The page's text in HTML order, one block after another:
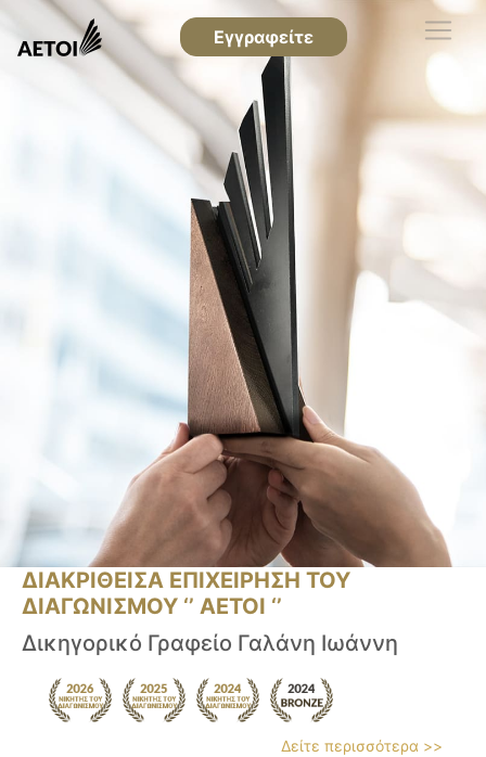
Εγγραφείτε
ΔΙΑΚΡΙΘΕΙΣΑ ΕΠΙΧΕΙΡΗΣΗ ΤΟΥ
ΔΙΑΓΩΝΙΣΜΟΥ ‘’ ΑΕΤΟΙ ‘’
Δικηγορικό Γραφείο Γαλάνη Ιωάννη
Δείτε περισσότερα >>